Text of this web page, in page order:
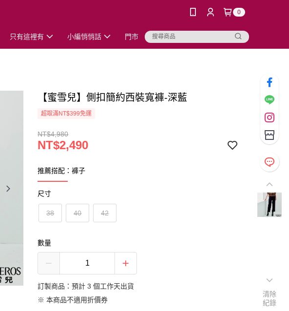
0
只有這裡有 小編悄悄話 門市
【蜜雪兒】側扣簡約西裝寬褲-深藍
超取滿NT$399免運
NT$4,980
NT$2,490
推薦搭配：褲子
尺寸
38 40 42
數量
訂製商品：預計 3 個工作天出貨
※ 本商品不適用折價券
清除
紀錄